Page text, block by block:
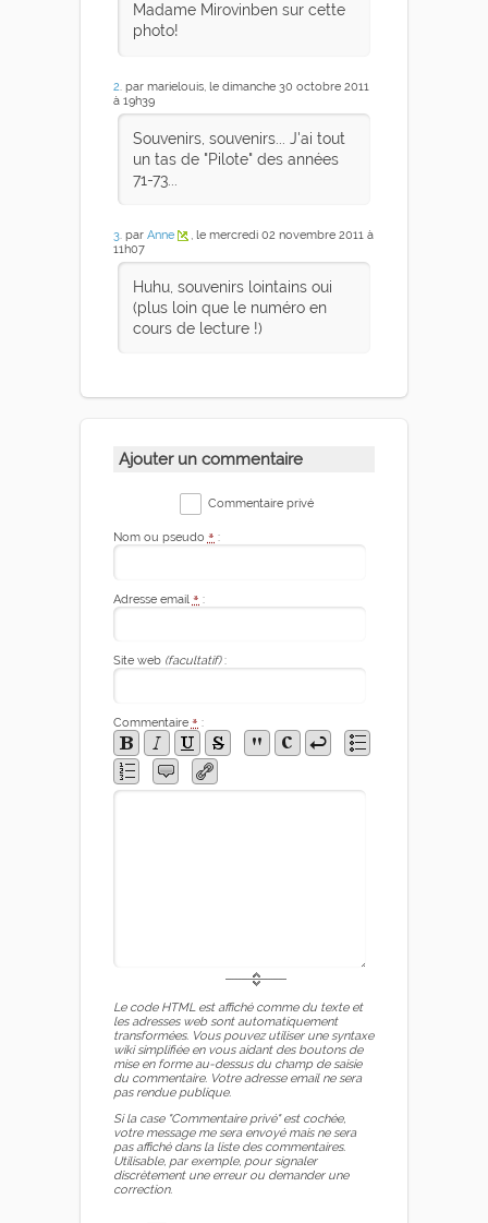
Madame Mirovinben sur cette
photo!
2 . par marielouis, le dimanche 30 octobre 2011
à 19h39
Souvenirs, souvenirs... J'ai tout
un tas de "Pilote" des années
71-73...
3. par Anne
, le mercredi 02 novembre 2011 à
11h07
Huhu, souvenirs lointains oui
(plus loin que le numéro en
cours de lecture !)
Ajouter un commentaire
Commentaire privé
Nom ou pseudo * :
Adresse email * :
Site web (facultatif):
Commentaire * :
Le code HTML est affiché comme du texte et
les adresses web sont automatiquement
transformées. Vous pouvez utiliser une syntaxe
wiki simplifiée en vous aidant des boutons de
mise en forme au-dessus du champ de saisie
du commentaire. Votre adresse email ne sera
pas rendue publique.
Si la case "Commentaire privé" est cochée,
votre message me sera envoyé mais ne sera
pas affiché dans la liste des commentaires.
Utilisable, par exemple, pour signaler
discrètement une erreur ou demander une
correction.